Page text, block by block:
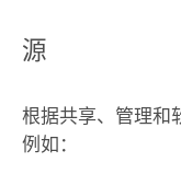
源
根据共享、管理和
例如：